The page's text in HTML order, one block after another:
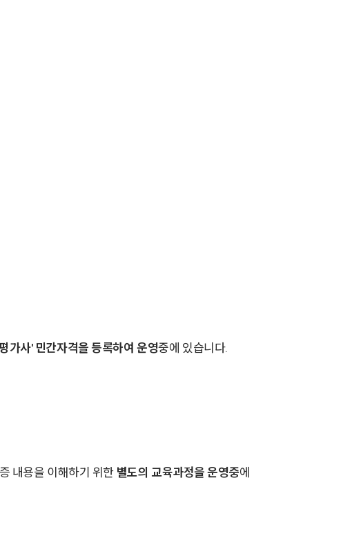
가사' 민간자격을 등록하여 운영중에 있습니다.
내용을 이해하기 위한 별도의 교육과정을 운영중에